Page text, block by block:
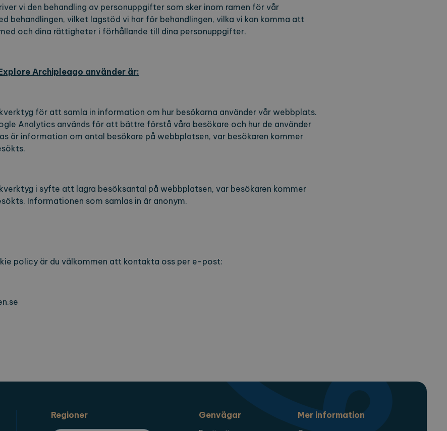
vi den behandling av personuppgifter som sker inom ramen för vår
behandlingen, vilket lagstöd vi har för behandlingen, vilka vi kan komma att
och dina rättigheter i förhållande till dina personuppgifter.
Archipleago använder är:
för att samla in information om hur besökarna använder vår webbplats.
Analytics används för att bättre förstå våra besökare och hur de använder
är information om antal besökare på webbplatsen, var besökaren kommer
i syfte att lagra besöksantal på webbplatsen, var besökaren kommer
Informationen som samlas in är anonym.
policy är du välkommen att kontakta oss per e-post:
Regioner Genvägar Mer information
1
månad
Denna cookie används av Cookie-Script.com-tjänsten för att komma ihåg
preferenserna för besökarens cookie. Det är nödvändigt att Cookie-Script.com
cookiebanner fungerar korrekt.
Session
Spara valt språk
månad
viktig uppdatering av Googles mer vanliga analystjänst. Denna cookie används
för att särskilja unika användare genom att tilldela ett slumpmässigt genererat
nummer som klientidentifierare. Den ingår i varje sidförfrågan på en webbplats
och används för att beräkna besökar-, session- och kampanjdata för
webbplatsanalysrapporterna.